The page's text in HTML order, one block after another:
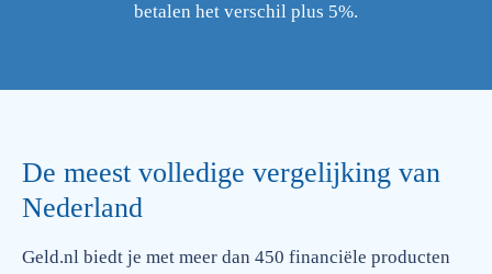
betalen het verschil plus 5%.
De meest volledige vergelijking van
Nederland
Geld.nl biedt je met meer dan 450 financiële producten